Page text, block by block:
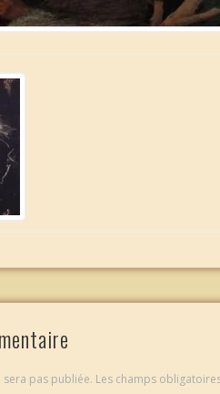
pas publiée. Les champs